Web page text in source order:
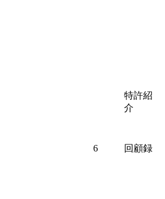
特許紹
介
6
回顧録